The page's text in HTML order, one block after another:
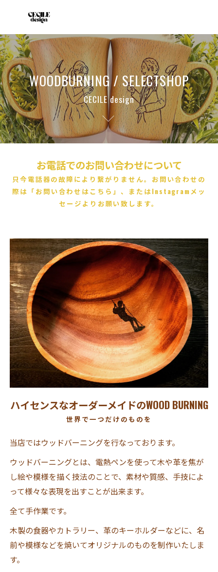
WOODBURNING / SELECTSHOP
CECILE design
お電話でのお問い合わせについて
只今電話器の故障により繋がりません。お問い合わせの
際は「お問い合わせはこちら」、またはInstagramメッ
セージよりお願い致します。
ハイセンスなオーダーメイドのWOOD BURNING
世界で一つだけのものを
当店ではウッドバーニングを行なっております。
ウッドバーニングとは、電熱ペンを使って木や革を焦が
し絵や模様を描く技法のことで、素材や質感、手技によ
って様々な表現を出すことが出来ます。
全て手作業です。
木製の食器やカトラリー、革のキーホルダーなどに、名
前や模様などを焼いてオリジナルのものを制作いたしま
す。